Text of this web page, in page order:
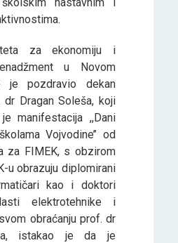
za ekonomiju i
u Novom
je pozdravio dekan
dr Dragan Soleša, koji
manifestacija ,,Dani
Vojvodine’’ od
za FIMEK, s obzirom
u obrazuju diplomirani
kao i doktori
elektrotehnike i
obraćanju prof. dr
istakao je da je